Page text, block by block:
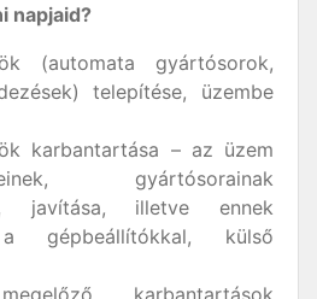
napjaid?
(automata gyártósorok,
telepítése, üzembe
karbantartása – az üzem
gyártósorainak
javítása, illetve ennek
gépbeállítókkal, külső
karbantartások